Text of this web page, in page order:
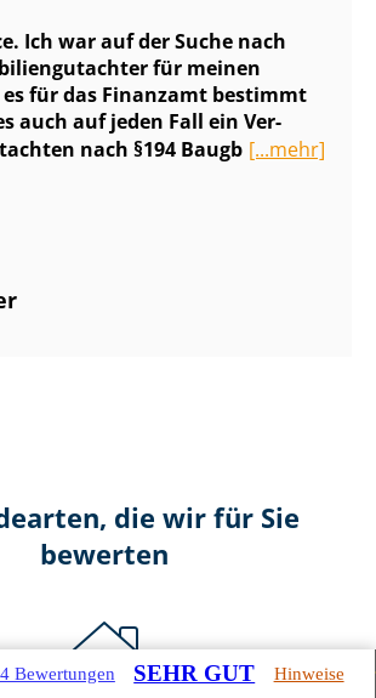
Ich war auf der Suche nach
für meinen
es für das Finanzamt bestimmt
auch auf jeden Fall ein Ver­
nach §194 Baugb [...mehr]
die wir für Sie
bewerten
Bewertungen SEHR GUT Hinweise